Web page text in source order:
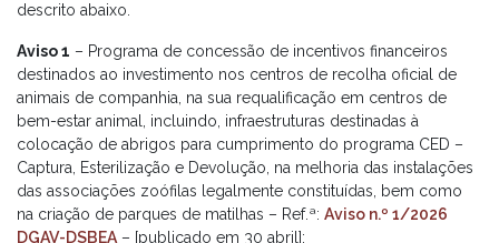
descrito abaixo.
Aviso 1 – Programa de concessão de incentivos financeiros
destinados ao investimento nos centros de recolha oficial de
animais de companhia, na sua requalificação em centros de
bem-estar animal, incluindo, infraestruturas destinadas à
colocação de abrigos para cumprimento do programa CED –
Captura, Esterilização e Devolução, na melhoria das instalações
das associações zoófilas legalmente constituídas, bem como
na criação de parques de matilhas – Ref.ª: Aviso n.º 1/2026
DGAV-DSBEA – [publicado em 30 abril];